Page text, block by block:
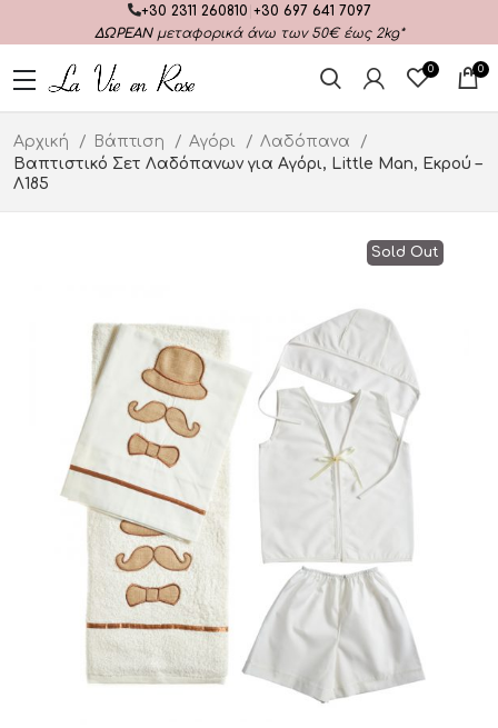
+30 2311 260810 +30 697 641 7097
ΔΩΡΕΑΝμεταφορικά άνω των 50€ έως 2kg*
0 0
Αρχική Βάπτιση Αγόρι
Λαδόπανα
Βαπτιστικό Σετ Λαδόπανων για Αγόρι, Little Man, Εκρού –
Λ185
Sold Out